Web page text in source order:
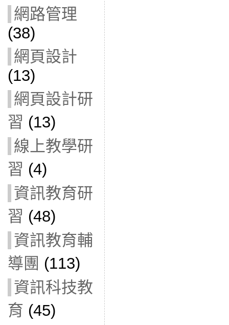
網路管理
(38)
網頁設計
(13)
網頁設計研
習 (13)
線上教學研
習 (4)
資訊教育研
習 (48)
資訊教育輔
導團 (113)
資訊科技教
育 (45)